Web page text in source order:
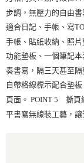
步調，無壓力的自由
適合日記、手帳、寫
手帳、貼紙收納、照
功能墊板、一個筆記
奏書寫，隔三天甚至
自帶格線標示配合墊
頁面。 POINT 5 撕頁
平書寫無線裝工藝，